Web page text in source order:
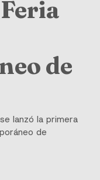
de
lanzó la primera
de